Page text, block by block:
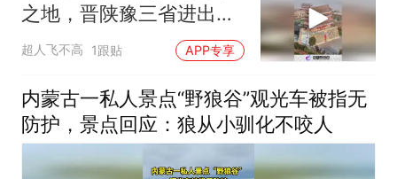
之地，晋陕豫三省进出关
中重要交通要塞！
超人飞不高 1跟贴 APP专享
内蒙古一私人景点“野狼谷”观光车被指无
防护，景点回应：狼从小驯化不咬人